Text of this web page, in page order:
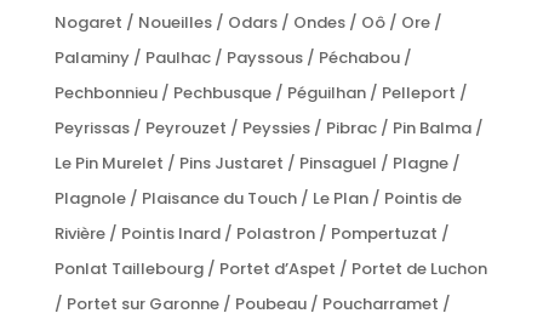
Nogaret / Noueilles / Odars / Ondes / Oô / Ore /
Palaminy / Paulhac / Payssous / Péchabou /
Pechbonnieu / Pechbusque / Péguilhan / Pelleport /
Peyrissas / Peyrouzet / Peyssies / Pibrac / Pin Balma /
Le Pin Murelet / Pins Justaret / Pinsaguel / Plagne /
Plagnole / Plaisance du Touch / Le Plan / Pointis de
Rivière / Pointis Inard / Polastron / Pompertuzat /
Ponlat Taillebourg / Portet d’Aspet / Portet de Luchon
/ Portet sur Garonne / Poubeau / Poucharramet /